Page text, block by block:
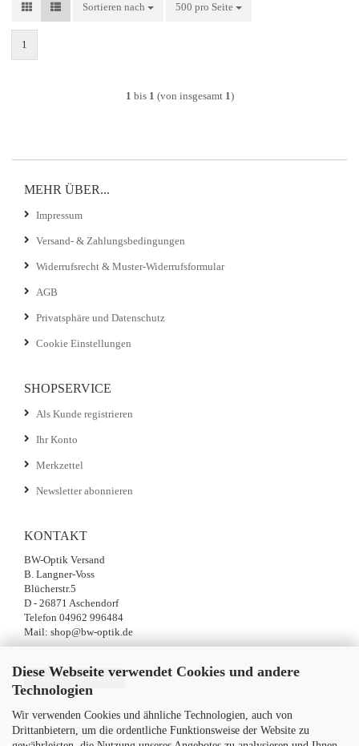
Diese Webseite verwendet Cookies und andere
Technologien
Wir verwenden Cookies und ähnliche Technologien, auch von
Drittanbietern, um die ordentliche Funktionsweise der Website zu
Sortieren nach
Sortieren nach 500 pro Seite
pro Seite
1
1 bis 1 (von insgesamt 1)
MEHR ÜBER...
Impressum
Versand- & Zahlungsbedingungen
Widerrufsrecht & Muster-Widerrufsformular
AGB
Privatsphäre und Datenschutz
Cookie Einstellungen
SHOPSERVICE
Als Kunde registrieren
Ihr Konto
Merkzettel
Newsletter abonnieren
KONTAKT
BW-Optik Versand
B. Langner-Voss
Blücherstr.5
D - 26871 Aschendorf
Telefon 04962 996484
Mail: shop@bw-optik.de
Vertrag widerrufen
SICHER EINKAUFEN MIT